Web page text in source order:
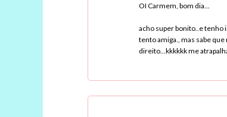
OI Carmem, bom dia...
acho super bonito..e tenho
tento amiga., mas sabe
direito...kkkkkk me